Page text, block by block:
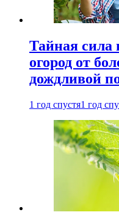
Тайная сила
огород от
дождливой
1 год спустя1 год